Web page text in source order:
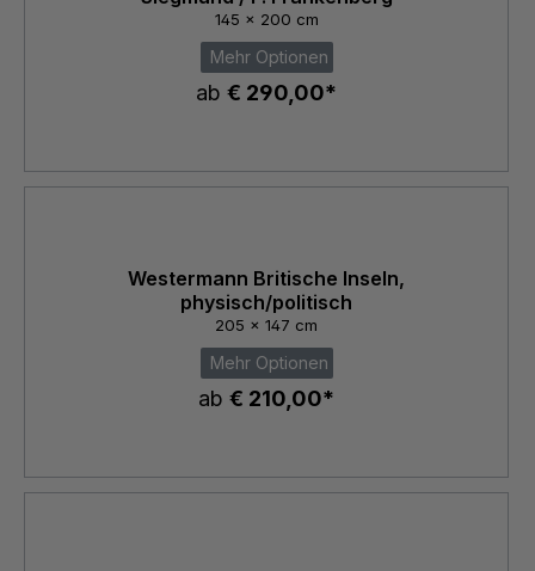
145 x 200 cm
Mehr Optionen
ab € 290,00*
Westermann Britische Inseln,
physisch/politisch
205 x 147 cm
Mehr Optionen
ab € 210,00*